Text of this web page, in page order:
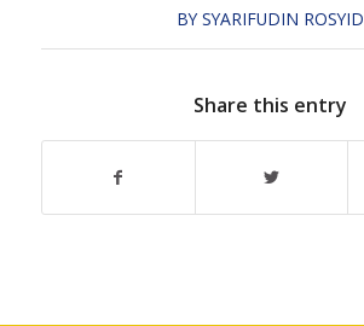
BYSYARIFUDIN ROSYID
Share this entry